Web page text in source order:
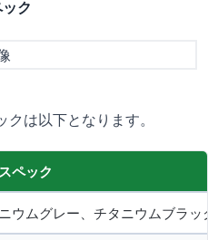
ク
は以下となります。
ペック
ウムグレー、チタニウムブラ